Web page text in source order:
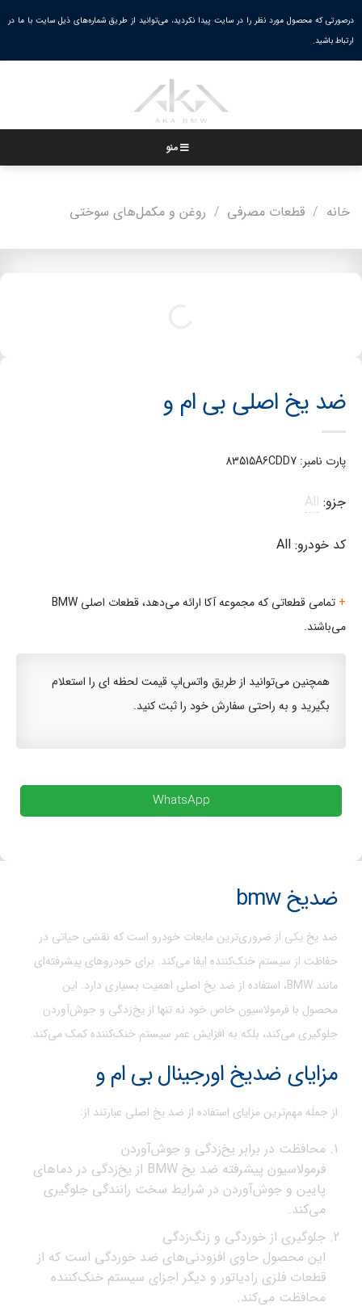
to
content
درصورتی که محصول مورد نظر را در سایت پیدا نکردید، می‌توانید از طریق شماره‌های ذیل سایت با ما در
ارتباط باشید.
منو
خانه / قطعات مصرفی / روغن و مکمل‌های سوختی
ضد یخ اصلی بی ام و
پارت نامبر: 83515A6CDD7
جزو: All
کد خودرو: All
+
تمامی قطعاتی که مجموعه آکا ارائه می‌دهد، قطعات اصلی BMW
می‌باشند.
همچنین می‌توانید از طریق واتس‌اپ قیمت لحظه ای را استعلام
بگیرید و به راحتی سفارش خود را ثبت کنید.
WhatsApp
ضدیخ bmw
ضد یخ یکی از ضروری‌ترین مایعات خودرو است که نقشی حیاتی در
حفاظت از سیستم خنک‌کننده ایفا می‌کند. برای خودروهای پیشرفته‌ای
مانند BMW، استفاده از ضد یخ اصلی اهمیت بسیاری دارد. این
محصول با فرمولاسیون خاص خود نه تنها از یخ‌زدگی و جوش‌آوردن
جلوگیری می‌کند، بلکه به افزایش عمر سیستم خنک‌کننده کمک می‌کند.
مزایای ضدیخ اورجینال بی ام و
از جمله مهم‌ترین مزایای استفاده از ضد یخ اصلی عبارتند از:
محافظت در برابر یخ‌زدگی و جوش‌آوردن
فرمولاسیون پیشرفته ضد یخ BMW از یخ‌زدگی در دماهای
پایین و جوش‌آوردن در شرایط سخت رانندگی جلوگیری
می‌کند.
جلوگیری از خوردگی و زنگ‌زدگی
این محصول حاوی افزودنی‌های ضد خوردگی است که از
قطعات فلزی رادیاتور و دیگر اجزای سیستم خنک‌کننده
محافظت می‌کند.